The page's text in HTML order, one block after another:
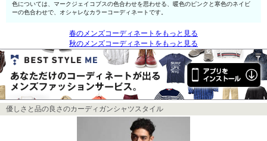
色については、マークジェイコブスの色合わせを思わせる、暖色のピンクと寒色のネイビ
ーの色合わせで、オシャレなカラーコーディネートです。
春のメンズコーディネートをもっと見る
秋のメンズコーディネートをもっと見る
優しさと品の良さのカーディガンシャツスタイル